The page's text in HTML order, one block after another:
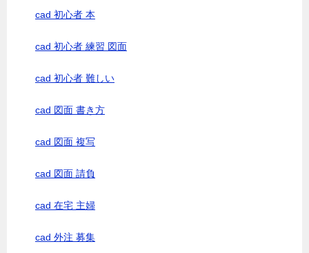
cad 初心者 本
cad 初心者 練習 図面
cad 初心者 難しい
cad 図面 書き方
cad 図面 複写
cad 図面 請負
cad 在宅 主婦
cad 外注 募集